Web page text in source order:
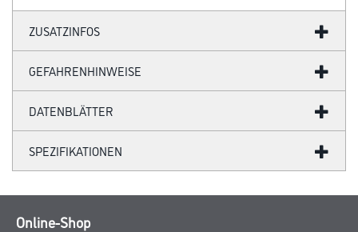
ZUSATZINFOS
GEFAHRENHINWEISE
DATENBLÄTTER
SPEZIFIKATIONEN
Online-Shop